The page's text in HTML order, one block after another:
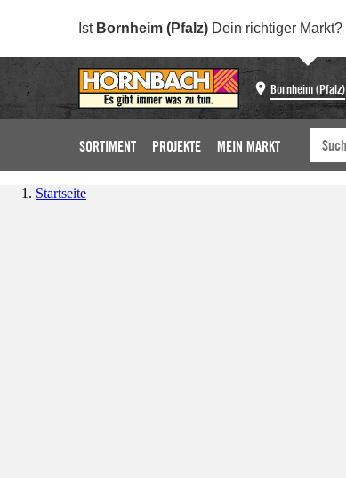
Ist Bornheim (Pfalz) Dein richtiger Markt?
Bornheim (Pfalz)
SORTIMENT PROJEKTE MEIN MARKT
Startseite